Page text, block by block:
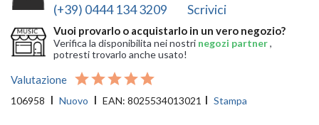
(+39) 0444 134 3209 Scrivici
Vuoi provarlo o acquistarlo in un vero negozio?
Verifica la disponibilita nei nostri negozi partner,
potresti trovarlo anche usato!
Valutazione
106958 Nuovo EAN: 8025534013021 Stampa